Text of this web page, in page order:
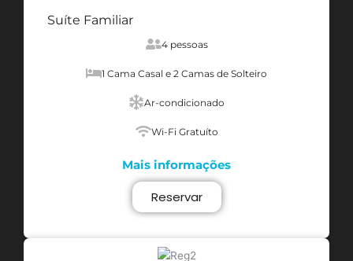
Suíte Familiar
4 pessoas
1 Cama Casal e 2 Camas de Solteiro
Ar-condicionado
Wi-Fi Gratuíto
Mais informações
Reservar